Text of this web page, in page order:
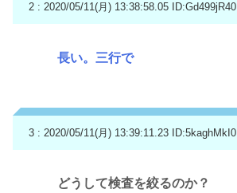
2 : 2020/05/11(月) 13:38:58.05 ID:Gd499jR40
長い。三行で
3 : 2020/05/11(月) 13:39:11.23 ID:5kaghMkI0
どうして検査を絞るのか？